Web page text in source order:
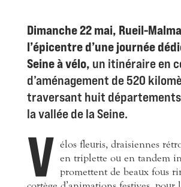
Dimanche 22 mai, Rueil-
l’épicentre d’une journée
Seine à vélo, un itinéraire en
d’aménagement de 520
traversant huit départements
la vallée de la Seine.
V élos fleuris, draisiennes
en triplette ou en tandem
promettent de beaux fous